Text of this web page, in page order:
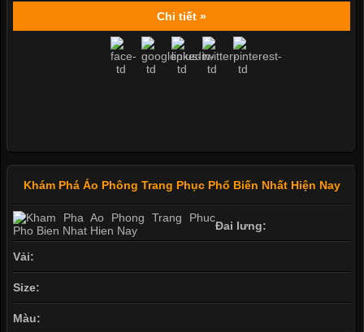
Chi tiết »
Khám Phá Áo Phông Trang Phục Phổ Biến Nhất Hiện Nay
Đai lưng:
Vải:
Size:
Màu: